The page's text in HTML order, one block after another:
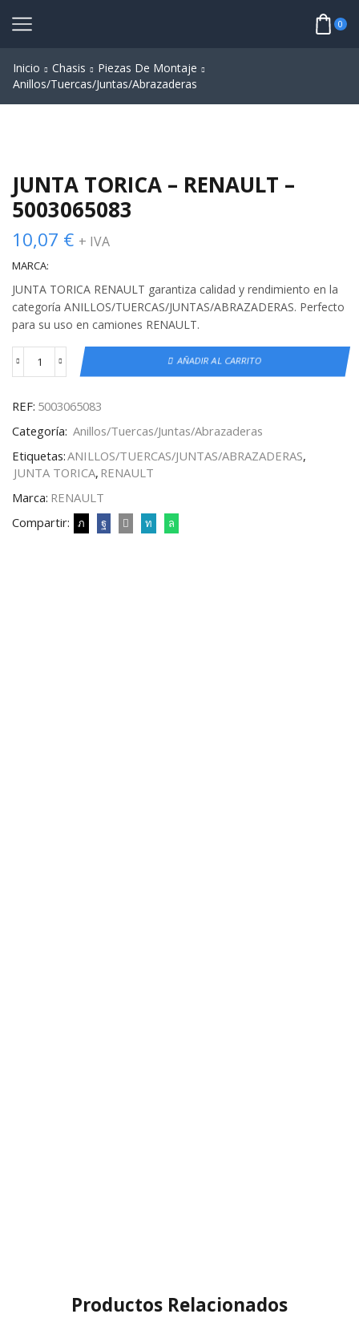
0
Inicio Chasis
Piezas De Montaje
Anillos/Tuercas/Juntas/Abrazaderas
JUNTA TORICA – RENAULT –
5003065083
10,07 € + IVA
MARCA:
JUNTA TORICA RENAULT garantiza calidad y rendimiento en la
categoría ANILLOS/TUERCAS/JUNTAS/ABRAZADERAS. Perfecto
para su uso en camiones RENAULT.
AÑADIR AL CARRITO
REF: 5003065083
Categoría: Anillos/Tuercas/Juntas/Abrazaderas
Etiquetas:ANILLOS/TUERCAS/JUNTAS/ABRAZADERAS,
JUNTA TORICA, RENAULT
Marca: RENAULT
Compartir:
Productos Relacionados